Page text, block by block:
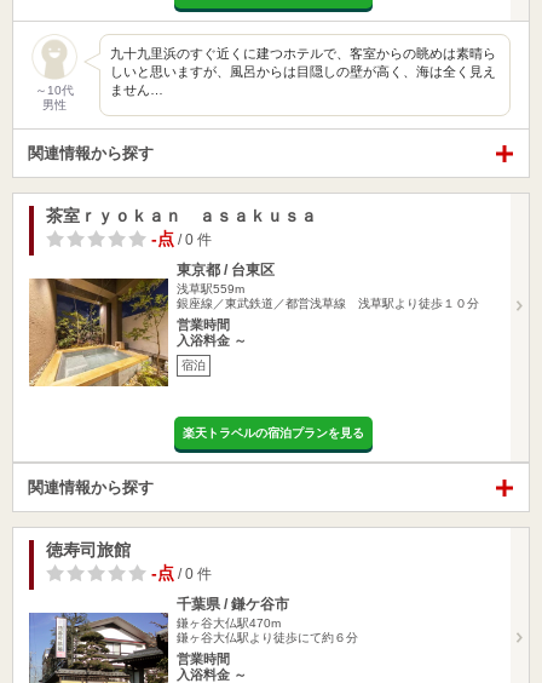
～10代
男性
九十九里浜のすぐ近くに建つホテルで、客室からの眺めは素晴ら
しいと思いますが、風呂からは目隠しの壁が高く、海は全く見え
ません…
関連情報から探す
茶室ｒｙｏｋａｎ ａｓａｋｕｓａ
-点 / 0 件
東京都 / 台東区
浅草駅559m
銀座線／東武鉄道／都営浅草線 浅草駅より徒歩１０分
営業時間
入浴料金 ～
宿泊
楽天トラベルの宿泊プランを見る
関連情報から探す
徳寿司旅館
-点 / 0 件
千葉県 / 鎌ケ谷市
鎌ヶ谷大仏駅470m
鎌ヶ谷大仏駅より徒歩にて約６分
営業時間
入浴料金 ～